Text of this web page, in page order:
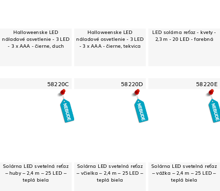
Halloweenske LED
náladové osvetlenie - 3 LED
- 3 x AAA - čierne, duch
Halloweenske LED
náladové osvetlenie - 3 LED
- 3 x AAA - čierne, tekvica
LED solárna reťaz - kvety -
2,3 m - 20 LED - farebná
58220C
Solárna LED svetelná reťaz
– huby – 2,4 m – 25 LED –
teplá biela
58220D
Solárna LED svetelná reťaz
– včielka – 2,4 m – 25 LED –
teplá biela
58220E
Solárna LED svetelná reťaz
– vážka – 2,4 m – 25 LED –
teplá biela